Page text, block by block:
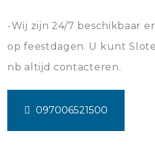
-Wij zijn 24/7 beschikbaar
op feestdagen. U kunt
nb altijd contacteren.
097006521500